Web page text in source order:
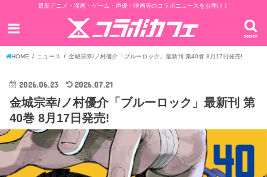
最新アニメ・漫画・ゲーム・声優・映画等のコラボニュースをお届け！
search
HOME ニュース 金城宗幸/ノ村優介「ブルーロック」最新刊 第40巻 8月17日発売!
2026.06.23 2026.07.21
金城宗幸/ノ村優介「ブルーロック」最新刊 第
40巻 8月17日発売!